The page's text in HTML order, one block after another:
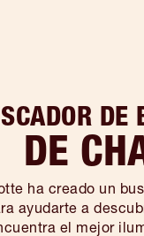
DE
DE
ha creado un
ayudarte a
el mejor